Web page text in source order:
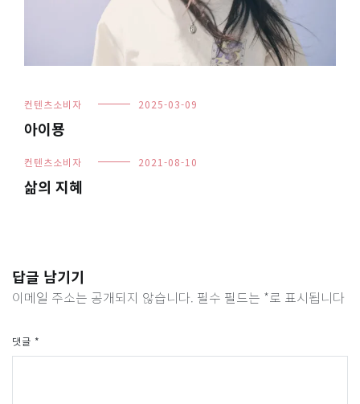
컨텐츠소비자 2025-03-09
아이묭
컨텐츠소비자 2021-08-10
삶의 지혜
답글 남기기
이메일 주소는 공개되지 않습니다. 필수 필드는 *로 표시됩니다
댓글 *